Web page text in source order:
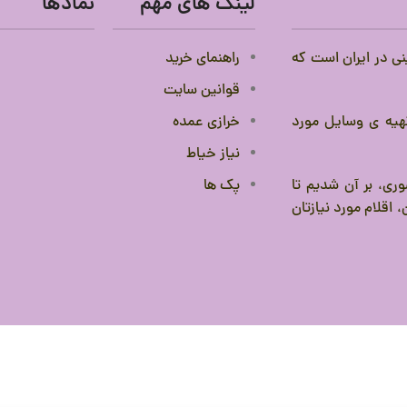
در ایران است که
تهیه ی وسایل مورد
بر آن شدیم تا
مورد نیازتان
راهنمای خرید
قوانین سایت
خرازی عمده
نیاز خیاط
پک ها